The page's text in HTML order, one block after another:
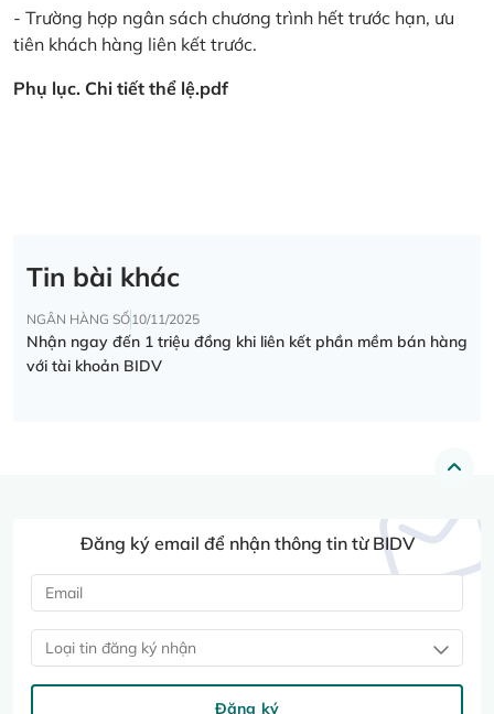
- Trường hợp ngân sách chương trình hết trước hạn, ưu
tiên khách hàng liên kết trước.
Phụ lục. Chi tiết thể lệ.pdf
Tin bài khác
NGÂN HÀNG SỐ10/11/2025
Nhận ngay đến 1 triệu đồng khi liên kết phần mềm bán hàng
với tài khoản BIDV
Đăng ký email để nhận thông tin từ BIDV
Loại tin đăng ký nhận
Đăng ký